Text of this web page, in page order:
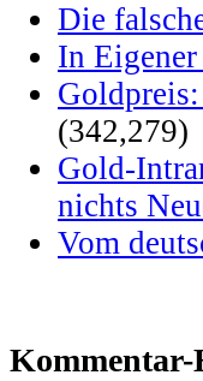
Die
In Eigener
(342,279)
Gold-
nichts
Vom